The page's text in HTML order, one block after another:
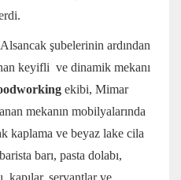
şubelerinin ardından
keyifli ve dinamik mekanı
ekibi, Mimar
mekanın mobilyalarında
kaplama ve beyaz lake cila
barı, pasta dolabı,